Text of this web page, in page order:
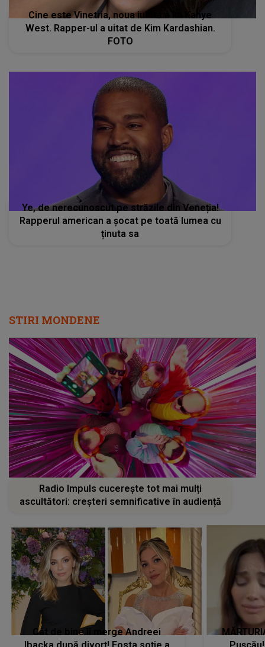
Cine este Vinetria, noua iubită a lui Kanye
West. Rapper-ul a uitat de Kim Kardashian.
FOTO
Ye, de nerecunoscut pe străzile din Veneția!
Rapperul american a șocat pe toată lumea cu
ținuta sa
STIRI MONDENE
Radio Impuls cucerește tot mai mulți
ascultători: creșteri semnificative în audiență
Cât de bine îi merge Andreei
Ibacka după divorț! Fosta soție a